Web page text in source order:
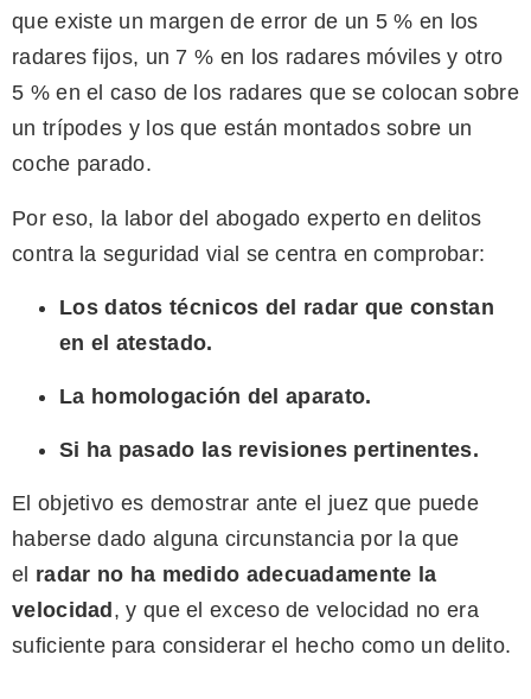
que existe un margen de error de un 5 % en los
radares fijos, un 7 % en los radares móviles y otro
5 % en el caso de los radares que se colocan sobre
un trípodes y los que están montados sobre un
coche parado.
Por eso, la labor del abogado experto en delitos
contra la seguridad vial se centra en comprobar:
Los datos técnicos del radar que constan
en el atestado.
La homologación del aparato.
Si ha pasado las revisiones pertinentes.
El objetivo es demostrar ante el juez que puede
haberse dado alguna circunstancia por la que
el radar no ha medido adecuadamente la
velocidad , y que el exceso de velocidad no era
suficiente para considerar el hecho como un delito.